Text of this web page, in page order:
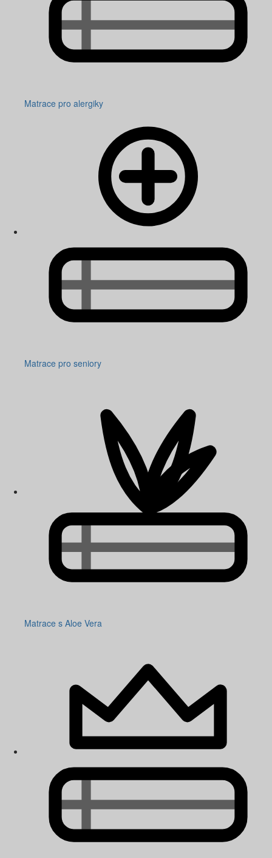
Matrace pro alergiky
Matrace pro seniory
Matrace s Aloe Vera